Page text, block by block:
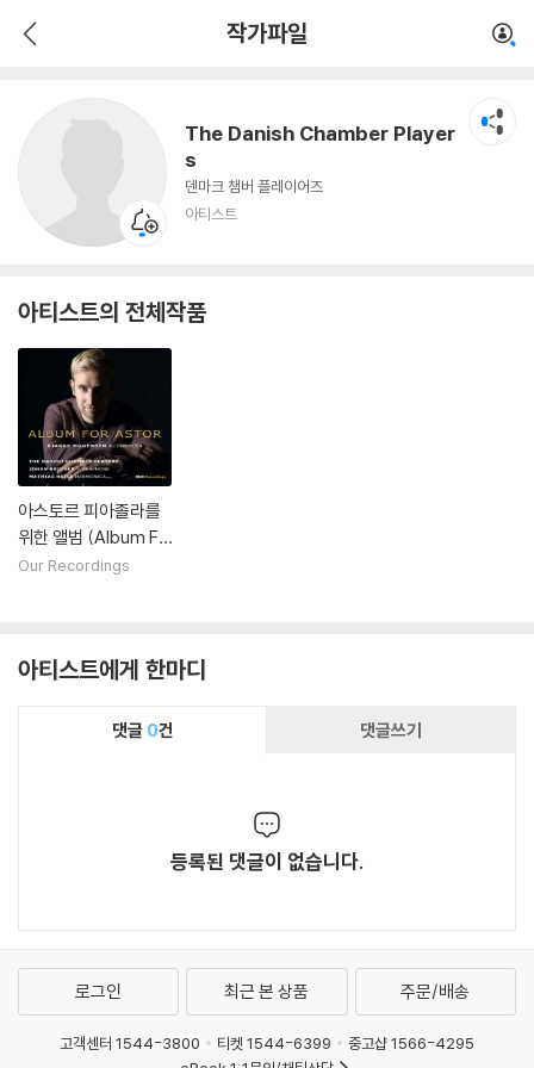
작가파일
The Danish Chamber Player
s
덴마크 챔버 플레이어즈
아티스트
아티스트의 전체작품
아스토르 피아졸라를
위한 앨범 (Album Fo
r Astor)
Our Recordings
아티스트에게 한마디
댓글 0건 댓글쓰기
등록된 댓글이 없습니다.
로그인 최근 본 상품 주문/배송
고객센터 1544-3800 티켓 1544-6399
중고샵 1566-4295